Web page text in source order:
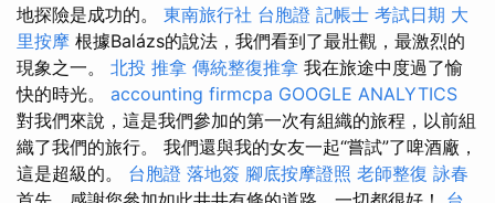
地探險是成功的。 東南旅行社 台胞證 記帳士 考試日期 大
里按摩 根據Balázs的說法，我們看到了最壯觀，最激烈的
現象之一。 北投 推拿 傳統整復推拿 我在旅途中度過了愉
快的時光。 accounting firmcpa GOOGLE ANALYTICS
對我們來說，這是我們參加的第一次有組織的旅程，以前組
織了我們的旅行。 我們還與我的女友一起“嘗試”了啤酒廠，
這是超級的。 台胞證 落地簽 腳底按摩證照 老師整復 詠春